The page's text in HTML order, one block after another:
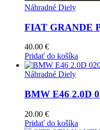
Náhradné Diely
FIAT GRANDE
40.00 €
Pridať do košíka
Náhradné Diely
BMW E46 2.0D
20.00 €
Pridať do košíka